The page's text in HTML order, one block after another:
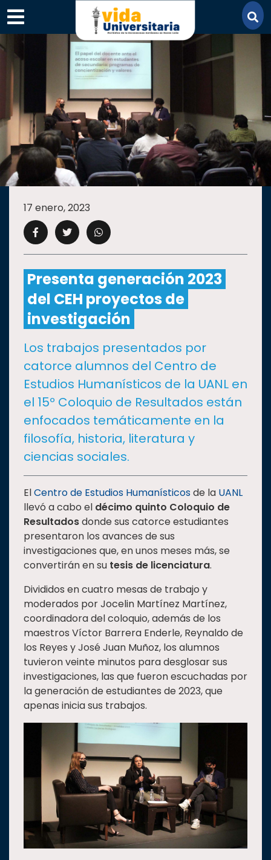
×
SECCIONES
ACADEMIA
CAMPUS UANL
CULTURA
DEPORTES
I+D+IEXPERTOS
SALUD
SUSTENTABILIDAD
TEMAS
Oferta
educativa
Estudiantes
Investigación
Internacionalización
Responsabilidad
social
Vinculación
Historia
Universiada
17 enero, 2023
Presenta generación 2023
del CEH proyectos de
investigación
Los trabajos presentados por
catorce alumnos del Centro de
Estudios Humanísticos de la UANL en
el 15º Coloquio de Resultados están
enfocados temáticamente en la
filosofía, historia, literatura y
ciencias sociales.
ElCentro de Estudios Humanísticosde la UANL
llevó a cabo el décimo quinto Coloquio de
Resultadosdonde sus catorce estudiantes
presentaron los avances de sus
investigaciones que, en unos meses más, se
convertirán en su tesis de licenciatura.
Divididos en cuatro mesas de trabajo y
moderados por Jocelin Martínez Martínez,
coordinadora del coloquio, además de los
maestros Víctor Barrera Enderle, Reynaldo de
los Reyes y José Juan Muñoz, los alumnos
tuvieron veinte minutos para desglosar sus
investigaciones, las que fueron escuchadas por
la generación de estudiantes de 2023, que
apenas inicia sus trabajos.